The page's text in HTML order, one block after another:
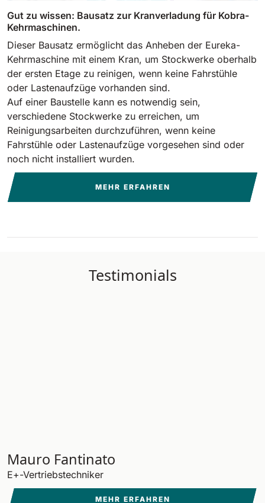
E100
1000 mm 7500 m²/h
E110-D
1100 mm 8800 m²/h
E110-R
1100 mm
Gut zu wissen: Bausatz zur Kranverladung für Kobra-
Kehrmaschinen.
Dieser Bausatz ermöglicht das Anheben der Eureka-
Kehrmaschine mit einem Kran, um Stockwerke oberhalb
der ersten Etage zu reinigen, wenn keine Fahrstühle
oder Lastenaufzüge vorhanden sind.
Auf einer Baustelle kann es notwendig sein,
verschiedene Stockwerke zu erreichen, um
Reinigungsarbeiten durchzuführen, wenn keine
Fahrstühle oder Lastenaufzüge vorgesehen sind oder
noch nicht installiert wurden.
MEHR ERFAHREN
Testimonials
Mauro Fantinato
E+-Vertriebstechniker
MEHR ERFAHREN